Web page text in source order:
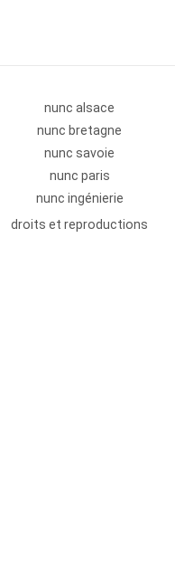
nunc alsace
nunc bretagne
nunc savoie
nunc paris
nunc ingénierie
droits et reproductions